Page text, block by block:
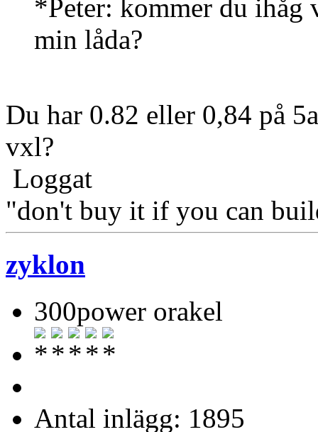
*Peter: kommer du ihåg
min låda?
Du har 0.82 eller 0,84 på
vxl?
Loggat
"don't buy it if you can
zyklon
300power orakel
Antal inlägg: 1895